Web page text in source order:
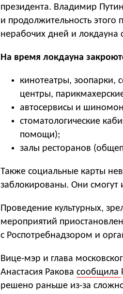
президента. Владимир
и продолжительность этого
нерабочих дней и локдауна
На время локдауна
кинотеатры, зоопарки,
центры,
автосервисы и
стоматологические
помощи);
залы ресторанов
Также социальные карты
заблокированы. Они смогут
Проведение культурных,
мероприятий
с Роспотребнадзором и
Вице-мэр и глава
Анастасия Ракова сообщила
решено раньше из-за